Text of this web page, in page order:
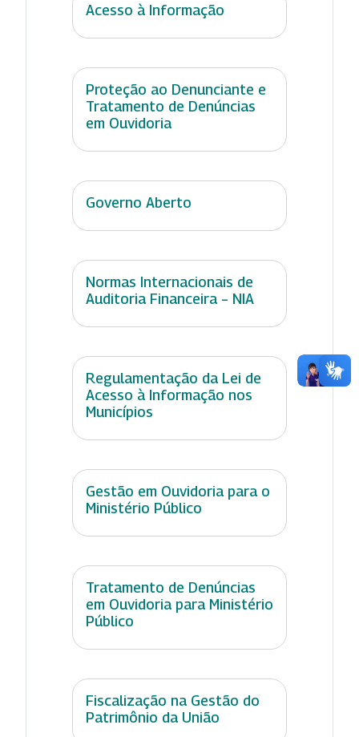
Acesso à Informação
Proteção ao Denunciante e
Tratamento de Denúncias
em Ouvidoria
Governo Aberto
Normas Internacionais de
Auditoria Financeira – NIA
Regulamentação da Lei de
Acesso à Informação nos
Municípios
Gestão em Ouvidoria para o
Ministério Público
Tratamento de Denúncias
em Ouvidoria para Ministério
Público
Fiscalização na Gestão do
Patrimônio da União